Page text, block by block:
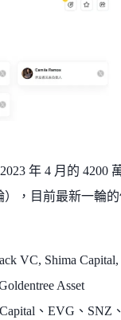
年 4 月的 4200
），目前最新一輪
VC, Shima Capital,
Asset
、EVG、SNZ